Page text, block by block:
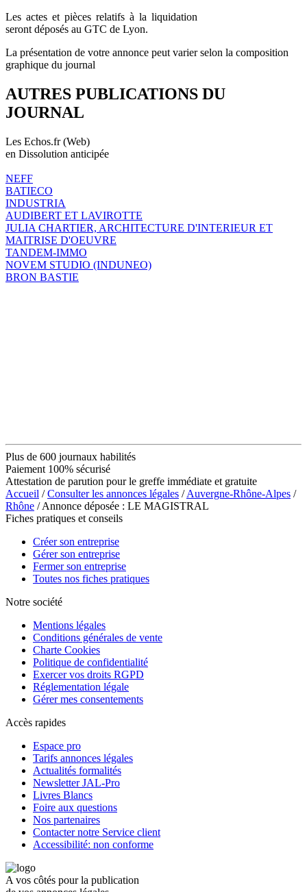
Les actes et pièces relatifs à la liquidation
seront déposés au GTC de Lyon.
La présentation de votre annonce peut varier selon la composition
graphique du journal
AUTRES PUBLICATIONS DU
JOURNAL
Les Echos.fr (Web)
en Dissolution anticipée
NEFF
BATIECO
INDUSTRIA
AUDIBERT ET LAVIROTTE
JULIA CHARTIER, ARCHITECTURE D'INTERIEUR ET
MAITRISE D'OEUVRE
TANDEM-IMMO
NOVEM STUDIO (INDUNEO)
BRON BASTIE
Plus de 600 journaux habilités
Paiement 100% sécurisé
Attestation de parution pour le greffe immédiate et gratuite
Accueil /Consulter les annonces légales /Auvergne-Rhône-Alpes /
Rhône / Annonce déposée : LE MAGISTRAL
Fiches pratiques et conseils
Créer son entreprise
Gérer son entreprise
Fermer son entreprise
Toutes nos fiches pratiques
Notre société
Mentions légales
Conditions générales de vente
Charte Cookies
Politique de confidentialité
Exercer vos droits RGPD
Réglementation légale
Gérer mes consentements
Accès rapides
Espace pro
Tarifs annonces légales
Actualités formalités
Newsletter JAL-Pro
Livres Blancs
Foire aux questions
Nos partenaires
Contacter notre Service client
Accessibilité: non conforme
A vos côtés pour la publication